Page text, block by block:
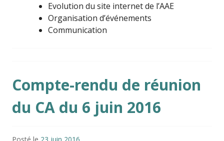
Evolution du site internet de l’AAE
Organisation d’événements
Communication
Compte-rendu de réunion
du CA du 6 juin 2016